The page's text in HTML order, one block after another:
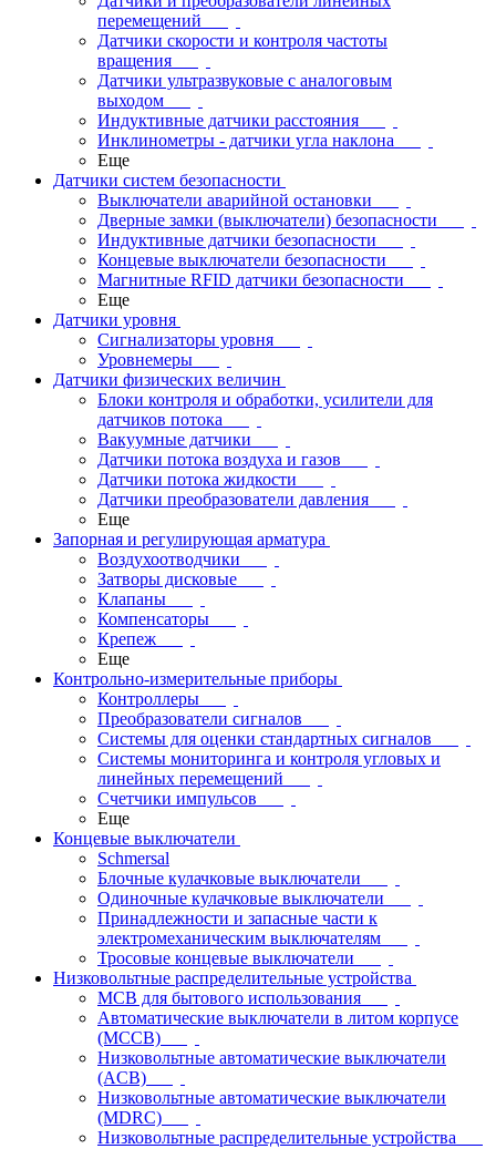
перемещений
Датчики скорости и контроля частоты
вращения
Датчики ультразвуковые с аналоговым
выходом
Индуктивные датчики расстояния
Инклинометры - датчики угла наклона
Еще
Датчики систем безопасности
Выключатели аварийной остановки
Дверные замки (выключатели) безопасности
Индуктивные датчики безопасности
Концевые выключатели безопасности
Магнитные RFID датчики безопасности
Еще
Датчики уровня
Сигнализаторы уровня
Уровнемеры
Датчики физических величин
Блоки контроля и обработки, усилители для
датчиков потока
Вакуумные датчики
Датчики потока воздуха и газов
Датчики потока жидкости
Датчики преобразователи давления
Еще
Запорная и регулирующая арматура
Воздухоотводчики
Затворы дисковые
Клапаны
Компенсаторы
Крепеж
Еще
Контрольно-измерительные приборы
Контроллеры
Преобразователи сигналов
Системы для оценки стандартных сигналов
Системы мониторинга и контроля угловых и
линейных перемещений
Счетчики импульсов
Еще
Концевые выключатели
Schmersal
Блочные кулачковые выключатели
Одиночные кулачковые выключатели
Принадлежности и запасные части к
электромеханическим выключателям
Тросовые концевые выключатели
Низковольтные распределительные устройства
MCB для бытового использования
Автоматические выключатели в литом корпусе
(MCCB)
Низковольтные автоматические выключатели
(ACB)
Низковольтные автоматические выключатели
(MDRC)
Низковольтные распределительные устройства